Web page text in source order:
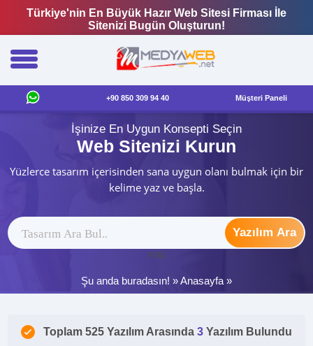
Türkiye'nin En Büyük Hazır Web Sitesi Firması İle
Sitenizi Bugün Oluşturun!
+90 850 309 94 40 Müşteri Paneli
İşinize En Uygun Konsepti Seçin
Web Sitenizi Kurun
Yüzlerce tasarım içerisinden sana uygun olanı bulmak için bir
kelime yaz ve başla.
Yazılım Ara
ytag
Şu anda buradasın! »Anasayfa »
Toplam 525 Yazılım Arasında 3 Yazılım Bulundu